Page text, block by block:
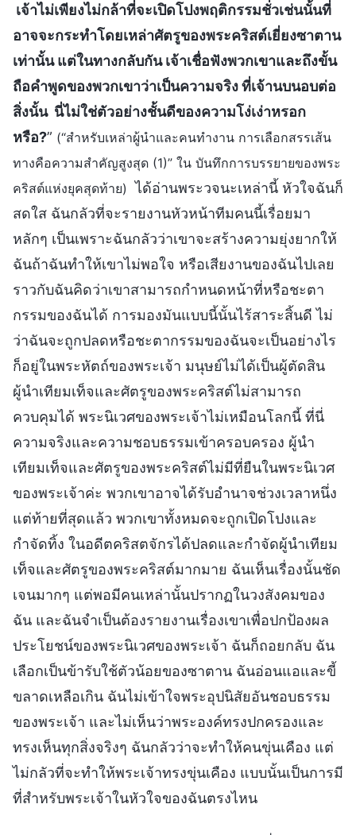
เจ้าไม่เพียงไม่กล้าที่จะเปิดโปงพฤติกรรมชั่วเช่นนั้นที่
อาจจะกระทำโดยเหล่าศัตรูของพระคริสต์เยี่ยงซาตาน
เท่านั้น แต่ในทางกลับกัน เจ้าเชื่อฟังพวกเขาและถึงขั้น
ถือคำพูดของพวกเขาว่าเป็นความจริง ที่เจ้านบนอบต่อ
สิ่งนั้น นี่ไม่ใช่ตัวอย่างชั้นดีของความโง่เง่าหรอก
หรือ?” (“สำหรับเหล่าผู้นำและคนทำงาน การเลือกสรรเส้น
ทางคือความสำคัญสูงสุด (1)” ใน บันทึกการบรรยายของพระ
คริสต์แห่งยุคสุดท้าย) ได้อ่านพระวจนะเหล่านี้ หัวใจฉันก็
สดใส ฉันกลัวที่จะรายงานหัวหน้าทีมคนนี้เรื่อยมา
หลักๆ เป็นเพราะฉันกลัวว่าเขาจะสร้างความยุ่งยากให้
ฉันถ้าฉันทำให้เขาไม่พอใจ หรือเสียงานของฉันไปเลย
ราวกับฉันคิดว่าเขาสามารถกำหนดหน้าที่หรือชะตา
กรรมของฉันได้ การมองมันแบบนี้นั้นไร้สาระสิ้นดี ไม่
ว่าฉันจะถูกปลดหรือชะตากรรมของฉันจะเป็นอย่างไร
ก็อยู่ในพระหัตถ์ของพระเจ้า มนุษย์ไม่ได้เป็นผู้ตัดสิน
ผู้นำเทียมเท็จและศัตรูของพระคริสต์ไม่สามารถ
ควบคุมได้ พระนิเวศของพระเจ้าไม่เหมือนโลกนี้ ที่นี่
ความจริงและความชอบธรรมเข้าครอบครอง ผู้นำ
เทียมเท็จและศัตรูของพระคริสต์ไม่มีที่ยืนในพระนิเวศ
ของพระเจ้าค่ะ พวกเขาอาจได้รับอำนาจช่วงเวลาหนึ่ง
แต่ท้ายที่สุดแล้ว พวกเขาทั้งหมดจะถูกเปิดโปงและ
กำจัดทิ้ง ในอดีตคริสตจักรได้ปลดและกำจัดผู้นำเทียม
เท็จและศัตรูของพระคริสต์มากมาย ฉันเห็นเรื่องนั้นชัด
เจนมากๆ แต่พอมีคนเหล่านั้นปรากฏในวงสังคมของ
ฉัน และฉันจำเป็นต้องรายงานเรื่องเขาเพื่อปกป้องผล
ประโยชน์ของพระนิเวศของพระเจ้า ฉันก็ถอยกลับ ฉัน
เลือกเป็นข้ารับใช้ตัวน้อยของซาตาน ฉันอ่อนแอและขี้
ขลาดเหลือเกิน ฉันไม่เข้าใจพระอุปนิสัยอันชอบธรรม
ของพระเจ้า และไม่เห็นว่าพระองค์ทรงปกครองและ
ทรงเห็นทุกสิ่งจริงๆ ฉันกลัวว่าจะทำให้คนขุ่นเคือง แต่
ไม่กลัวที่จะทำให้พระเจ้าทรงขุ่นเคือง แบบนั้นเป็นการมี
ที่สำหรับพระเจ้าในหัวใจของฉันตรงไหน